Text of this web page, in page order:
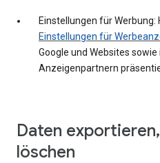
Einstellungen für Werbung:
Einstellungen für
Google und Websites sowie
Anzeigenpartnern
Daten
löschen